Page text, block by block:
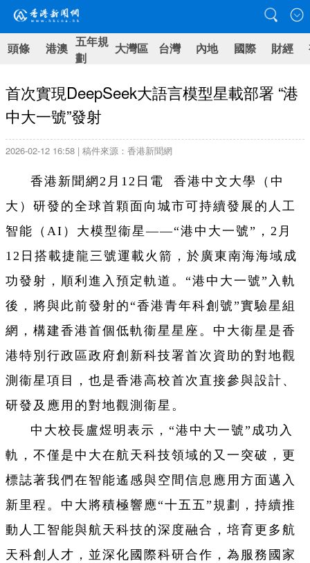
頭條 港澳 五年規
劃
大灣區 台灣 內地 國際 財經
首次實現DeepSeek大語言模型星載部署 “港
中大一號”發射
2026-02-12 16:58 | 稿件來源：香港新聞網
香港新聞網2月12日電 香港中文大學（中
大）研發的全球首顆面向城市可持續發展的人工
智能（AI）大模型衞星——“港中大一號”，2月
12日搭載捷龍三號運載火箭，於廣東南海海域成
功發射，順利進入預定軌道。“港中大一號”入軌
後，將與此前發射的“香港青年科創號”實驗星組
網，構建香港首個低軌衞星星座。中大衞星是香
港特別行政區政府創新科技署首次資助的對地觀
測衞星項目，也是香港高校首次直接參與設計、
研發及應用的對地觀測衞星。
中大校長盧煜明表示，“港中大一號”成功入
軌，不僅是中大在航天科技領域的又一突破，更
標誌著我們在智能遙感與空間信息應用方面邁入
新里程。中大將積極響應“十五五”規劃，持續推
動人工智能與航天科技的深度融合，培育更多航
天科創人才，並深化國際科研合作，為服務國家